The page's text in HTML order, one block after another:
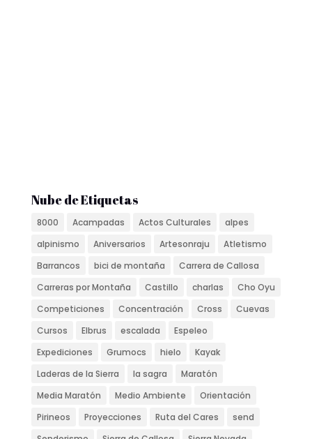
Nube de Etiquetas
8000 Acampadas Actos Culturales
alpes
alpinismo
Aniversarios Artesonraju
Atletismo
Barrancos
bici de montaña
Carrera de Callosa
Carreras por Montaña
Castillo charlas
Cho Oyu
Competiciones
Concentración Cross
Cuevas
Cursos
Elbrus escalada
Espeleo
Expediciones
Grumocs hielo
Kayak
Laderas de la Sierra
la sagra
Maratón
Media Maratón
Medio Ambiente
Orientación
Pirineos
Proyecciones Ruta del Cares
send